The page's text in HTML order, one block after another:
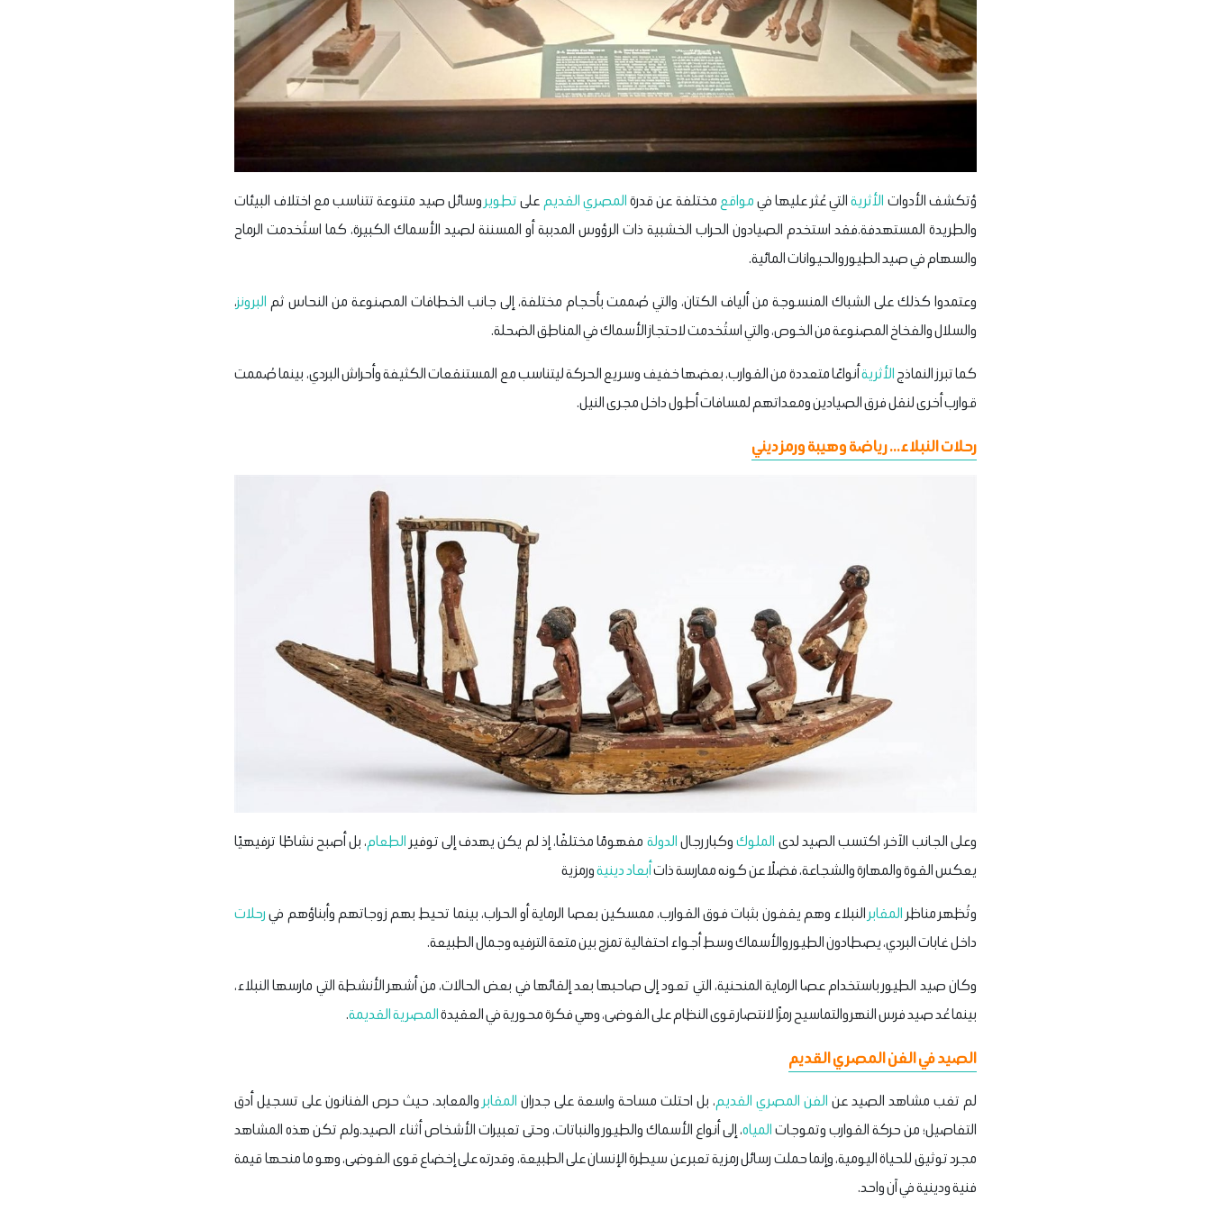
ؤتكشف الأدوات الأثريةالتي عُثر عليها فيمواقع مختلفة عن قدرةالمصري القديم علىتطويروسائل صيد متنوعة تتناسب مع اختلاف البيئات
والطريدة المستهدفة.فقد استخدم الصيادون الحراب الخشبية ذات الرؤوس المدببة أو المسننة لصيد الأسماك الكبيرة، كما استُخدمت الرماح
والسهام في صيد الطيور والحيوانات المائية.
وعتمدوا كذلك على الشباك المنسوجة من ألياف الكتان، والتي صُممت بأحجام مختلفة، إلى جانب الخطافات المصنوعة من النحاس ثم البرونز،
والسلال والفخاخ المصنوعة من الخوص، والتي استُخدمت لاحتجاز الأسماك في المناطق الضحلة.
كما تبرز النماذجالأثريةأنواعًا متعددة من القوارب، بعضها خفيف وسريع الحركة ليتناسب مع المستنقعات الكثيفة وأحراش البردي، بينما صُممت
قوارب أخرى لنقل فرق الصيادين ومعداتهم لمسافات أطول داخل مجرى النيل.
رحلات النبلاء... رياضة وهيبة ورمز ديني
وعلى الجانب الآخر، اكتسب الصيد لدى الملوكوكبار رجالالدولة مفهومًا مختلفًا، إذ لم يكن يهدف إلى توفير الطعام، بل أصبح نشاطًا ترفيهيًا
يعكس القوة والمهارة والشجاعة، فضلًا عن كونه ممارسة ذاتأبعاد دينيةورمزية
وتُظهر مناظر المقابرالنبلاء وهم يقفون بثبات فوق القوارب، ممسكين بعصا الرماية أو الحراب، بينما تحيط بهم زوجاتهم وأبناؤهم فيرحلات
داخل غابات البردي، يصطادون الطيور والأسماك وسط أجواء احتفالية تمزج بين متعة الترفيه وجمال الطبيعة.
وكان صيد الطيور باستخدام عصا الرماية المنحنية، التي تعود إلى صاحبها بعد إلقائها في بعض الحالات، من أشهر الأنشطة التي مارسها النبلاء،
بينما عُد صيد فرس النهر والتماسيح رمزًا لانتصار قوى النظام على الفوضى، وهي فكرة محورية في العقيدةالمصرية القديمة.
الصيد في الفن المصري القديم
لم تغب مشاهد الصيد عن الفن المصري القديم، بل احتلت مساحة واسعة على جدران المقابروالمعابد، حيث حرص الفنانون على تسجيل أدق
التفاصيل؛ من حركة القوارب وتموجاتالمياه، إلى أنواع الأسماك والطيور والنباتات، وحتى تعبيرات الأشخاص أثناء الصيد.ولم تكن هذه المشاهد
مجرد توثيق للحياة اليومية، وإنما حملت رسائل رمزية تعبر عن سيطرة الإنسان على الطبيعة، وقدرته على إخضاع قوى الفوضى، وهو ما منحها قيمة
فنية ودينية في آن واحد.